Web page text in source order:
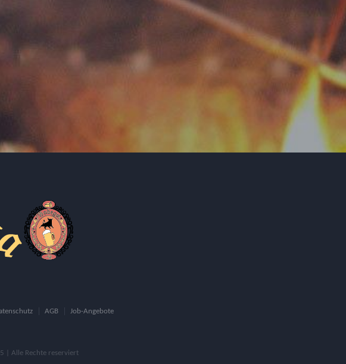
AGB Job-Angebote
| Alle Rechte reserviert